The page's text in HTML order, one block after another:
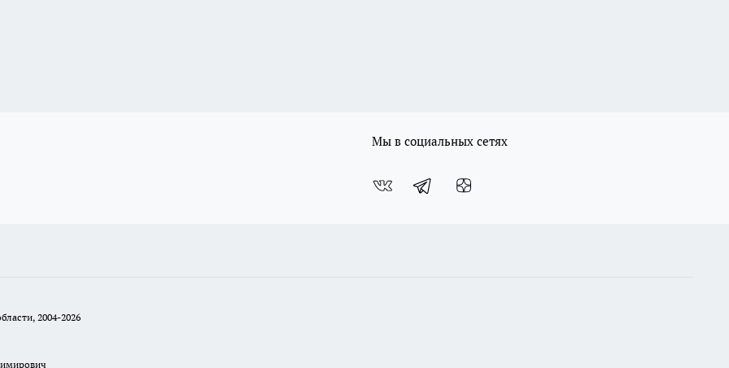
Мы в социальных сетях
2004-2026